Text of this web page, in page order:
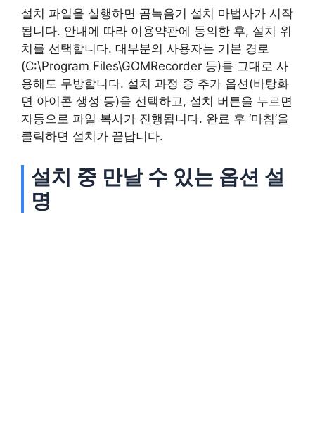
설치 파일을 실행하면 곰녹음기 설치 마법사가 시작
됩니다. 안내에 따라 이용약관에 동의한 후, 설치 위
치를 선택합니다. 대부분의 사용자는 기본 경로
(C:\Program Files\GOMRecorder 등)를 그대로 사
용해도 무방합니다. 설치 과정 중 추가 옵션(바탕화
면 아이콘 생성 등)을 선택하고, 설치 버튼을 누르면
자동으로 파일 복사가 진행됩니다. 완료 후 ‘마침’을
클릭하면 설치가 끝납니다.
설치 중 만날 수 있는 옵션 설
명